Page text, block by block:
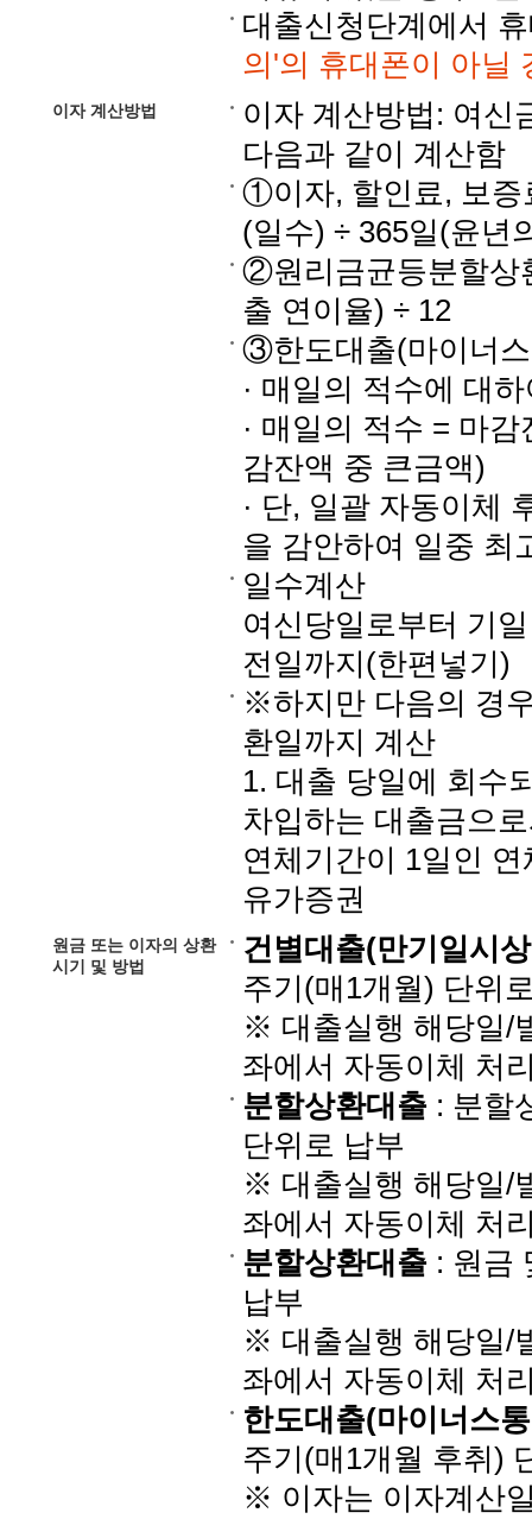
대출신청단계에서
의'의 휴대폰이 아닐
이자 계산방법
이자 계산방법: 여신
다음과 같이 계산함
①이자, 할인료, 보증
(일수) ÷ 365일(윤년
②원리금균등분할상
출 연이율) ÷ 12
③한도대출(마이너
· 매일의 적수에 대
· 매일의 적수 = 마
감잔액 중 큰금액)
· 단, 일괄 자동이체
을 감안하여 일중 최
일수계산
여신당일로부터 기
전일까지(한편넣기)
※하지만 다음의 경
환일까지 계산
1. 대출 당일에 회수
차입하는 대출금으
연체기간이 1일인
유가증권
원금 또는 이자의 상환
시기 및 방법
건별대출(만기일시
주기(매1개월) 단위
※ 대출실행 해당일/
좌에서 자동이체 처
분할상환대출 : 분할
단위로 납부
※ 대출실행 해당일/
좌에서 자동이체 처
분할상환대출 : 원금
납부
※ 대출실행 해당일/
좌에서 자동이체 처
한도대출(마이너스
주기(매1개월 후취)
※ 이자는 이자계산